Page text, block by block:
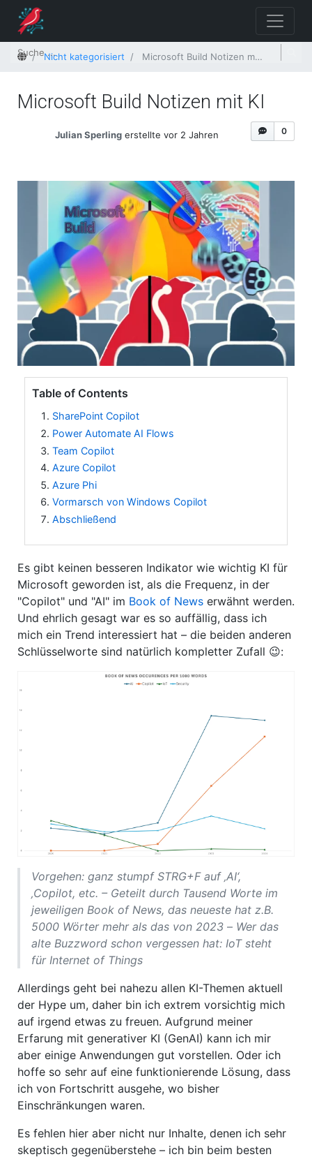
StartseiteNicht kategorisiert Microsoft Build Notizen mit KI
Microsoft Build Notizen mit KI
0
Julian Sperling erstellte vor 2 Jahren
Table of Contents
SharePoint Copilot
Power Automate AI Flows
Team Copilot
Azure Copilot
Azure Phi
Vormarsch von Windows Copilot
Abschließend
Es gibt keinen besseren Indikator wie wichtig KI für
Microsoft geworden ist, als die Frequenz, in der
"Copilot" und "AI" im Book of News erwähnt werden.
Und ehrlich gesagt war es so auffällig, dass ich
mich ein Trend interessiert hat – die beiden anderen
Schlüsselworte sind natürlich kompletter Zufall 😉:
Vorgehen: ganz stumpf STRG+F auf ‚AI‘,
‚Copilot, etc. – Geteilt durch Tausend Worte im
jeweiligen Book of News, das neueste hat z.B.
5000 Wörter mehr als das von 2023 – Wer das
alte Buzzword schon vergessen hat: IoT steht
für Internet of Things
Allerdings geht bei nahezu allen KI-Themen aktuell
der Hype um, daher bin ich extrem vorsichtig mich
auf irgend etwas zu freuen. Aufgrund meiner
Erfarung mit generativer KI (GenAI) kann ich mir
aber einige Anwendungen gut vorstellen. Oder ich
hoffe so sehr auf eine funktionierende Lösung, dass
ich von Fortschritt ausgehe, wo bisher
Einschränkungen waren.
Es fehlen hier aber nicht nur Inhalte, denen ich sehr
skeptisch gegenüberstehe – ich bin beim besten